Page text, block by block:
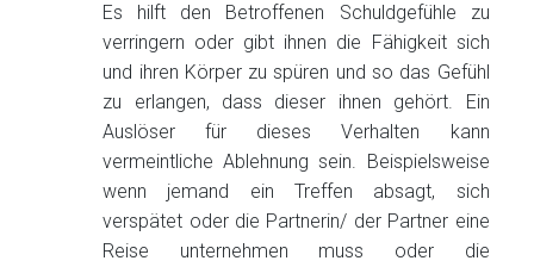
Es hilft den Betroffenen Schuldgefühle zu
verringern oder gibt ihnen die Fähigkeit sich
und ihren Körper zu spüren und so das Gefühl
zu erlangen, dass dieser ihnen gehört. Ein
Auslöser für dieses Verhalten kann
vermeintliche Ablehnung sein. Beispielsweise
wenn jemand ein Treffen absagt, sich
verspätet oder die Partnerin/ der Partner eine
Reise unternehmen muss oder die